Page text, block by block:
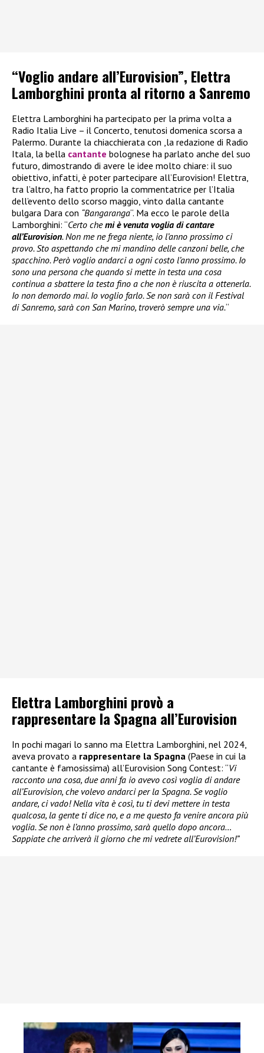
“Voglio andare all’Eurovision”, Elettra
Lamborghini pronta al ritorno a Sanremo
Elettra Lamborghini ha partecipato per la prima volta a
Radio Italia Live – il Concerto, tenutosi domenica scorsa a
Palermo. Durante la chiacchierata con ,la redazione di Radio
Itala, la bella cantante bolognese ha parlato anche del suo
futuro, dimostrando di avere le idee molto chiare: il suo
obiettivo, infatti, è poter partecipare all’Eurovision! Elettra,
tra l’altro, ha fatto proprio la commentatrice per l’Italia
dell’evento dello scorso maggio, vinto dalla cantante
bulgara Dara con “Bangaranga“. Ma ecco le parole della
Lamborghini: “Certo chemi è venuta voglia di cantare
all’Eurovision. Non me ne frega niente, io l’anno prossimo ci
provo. Sto aspettando che mi mandino delle canzoni belle, che
spacchino. Però voglio andarci a ogni costo l’anno prossimo. Io
sono una persona che quando si mette in testa una cosa
continua a sbattere la testa fino a che non è riuscita a ottenerla.
Io non demordo mai. Io voglio farlo. Se non sarà con il Festival
di Sanremo, sarà con San Marino, troverò sempre una via.“
Elettra Lamborghini provò a
rappresentare la Spagna all’Eurovision
In pochi magari lo sanno ma Elettra Lamborghini, nel 2024,
aveva provato a rappresentare la Spagna (Paese in cui la
cantante è famosissima) all’Eurovision Song Contest: “Vi
racconto una cosa, due anni fa io avevo così voglia di andare
all’Eurovision, che volevo andarci per la Spagna. Se voglio
andare, ci vado! Nella vita è così, tu ti devi mettere in testa
qualcosa, la gente ti dice no, e a me questo fa venire ancora più
voglia. Se non è l’anno prossimo, sarà quello dopo ancora…
Sappiate che arriverà il giorno che mi vedrete all’Eurovision!”